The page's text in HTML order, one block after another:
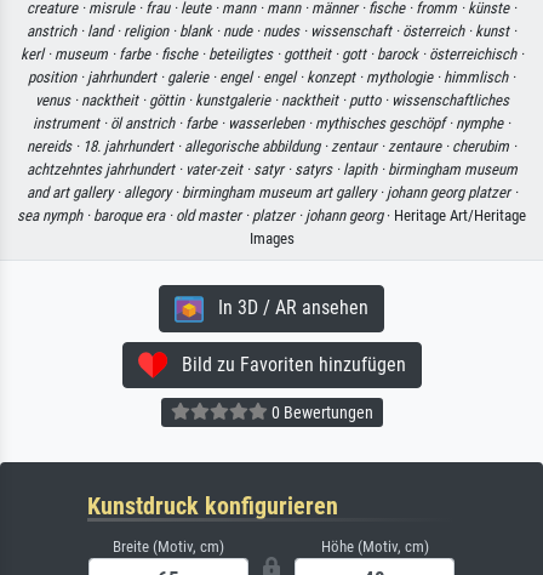
creature · misrule · frau · leute · mann · mann · männer · fische · fromm · künste ·
anstrich · land · religion · blank · nude · nudes · wissenschaft · österreich · kunst ·
kerl · museum · farbe · fische · beteiligtes · gottheit · gott · barock · österreichisch ·
position · jahrhundert · galerie · engel · engel · konzept · mythologie · himmlisch ·
venus · nacktheit · göttin · kunstgalerie · nacktheit · putto · wissenschaftliches
instrument · öl anstrich · farbe · wasserleben · mythisches geschöpf · nymphe ·
nereids · 18. jahrhundert · allegorische abbildung · zentaur · zentaure · cherubim ·
achtzehntes jahrhundert · vater-zeit · satyr · satyrs · lapith · birmingham museum
and art gallery · allegory · birmingham museum art gallery · johann georg platzer ·
sea nymph · baroque era · old master · platzer · johann georg· Heritage Art/Heritage
Images
In 3D / AR ansehen
Bild zu Favoriten hinzufügen
0 Bewertungen
Kunstdruck konfigurieren
Breite (Motiv, cm) Höhe (Motiv, cm)